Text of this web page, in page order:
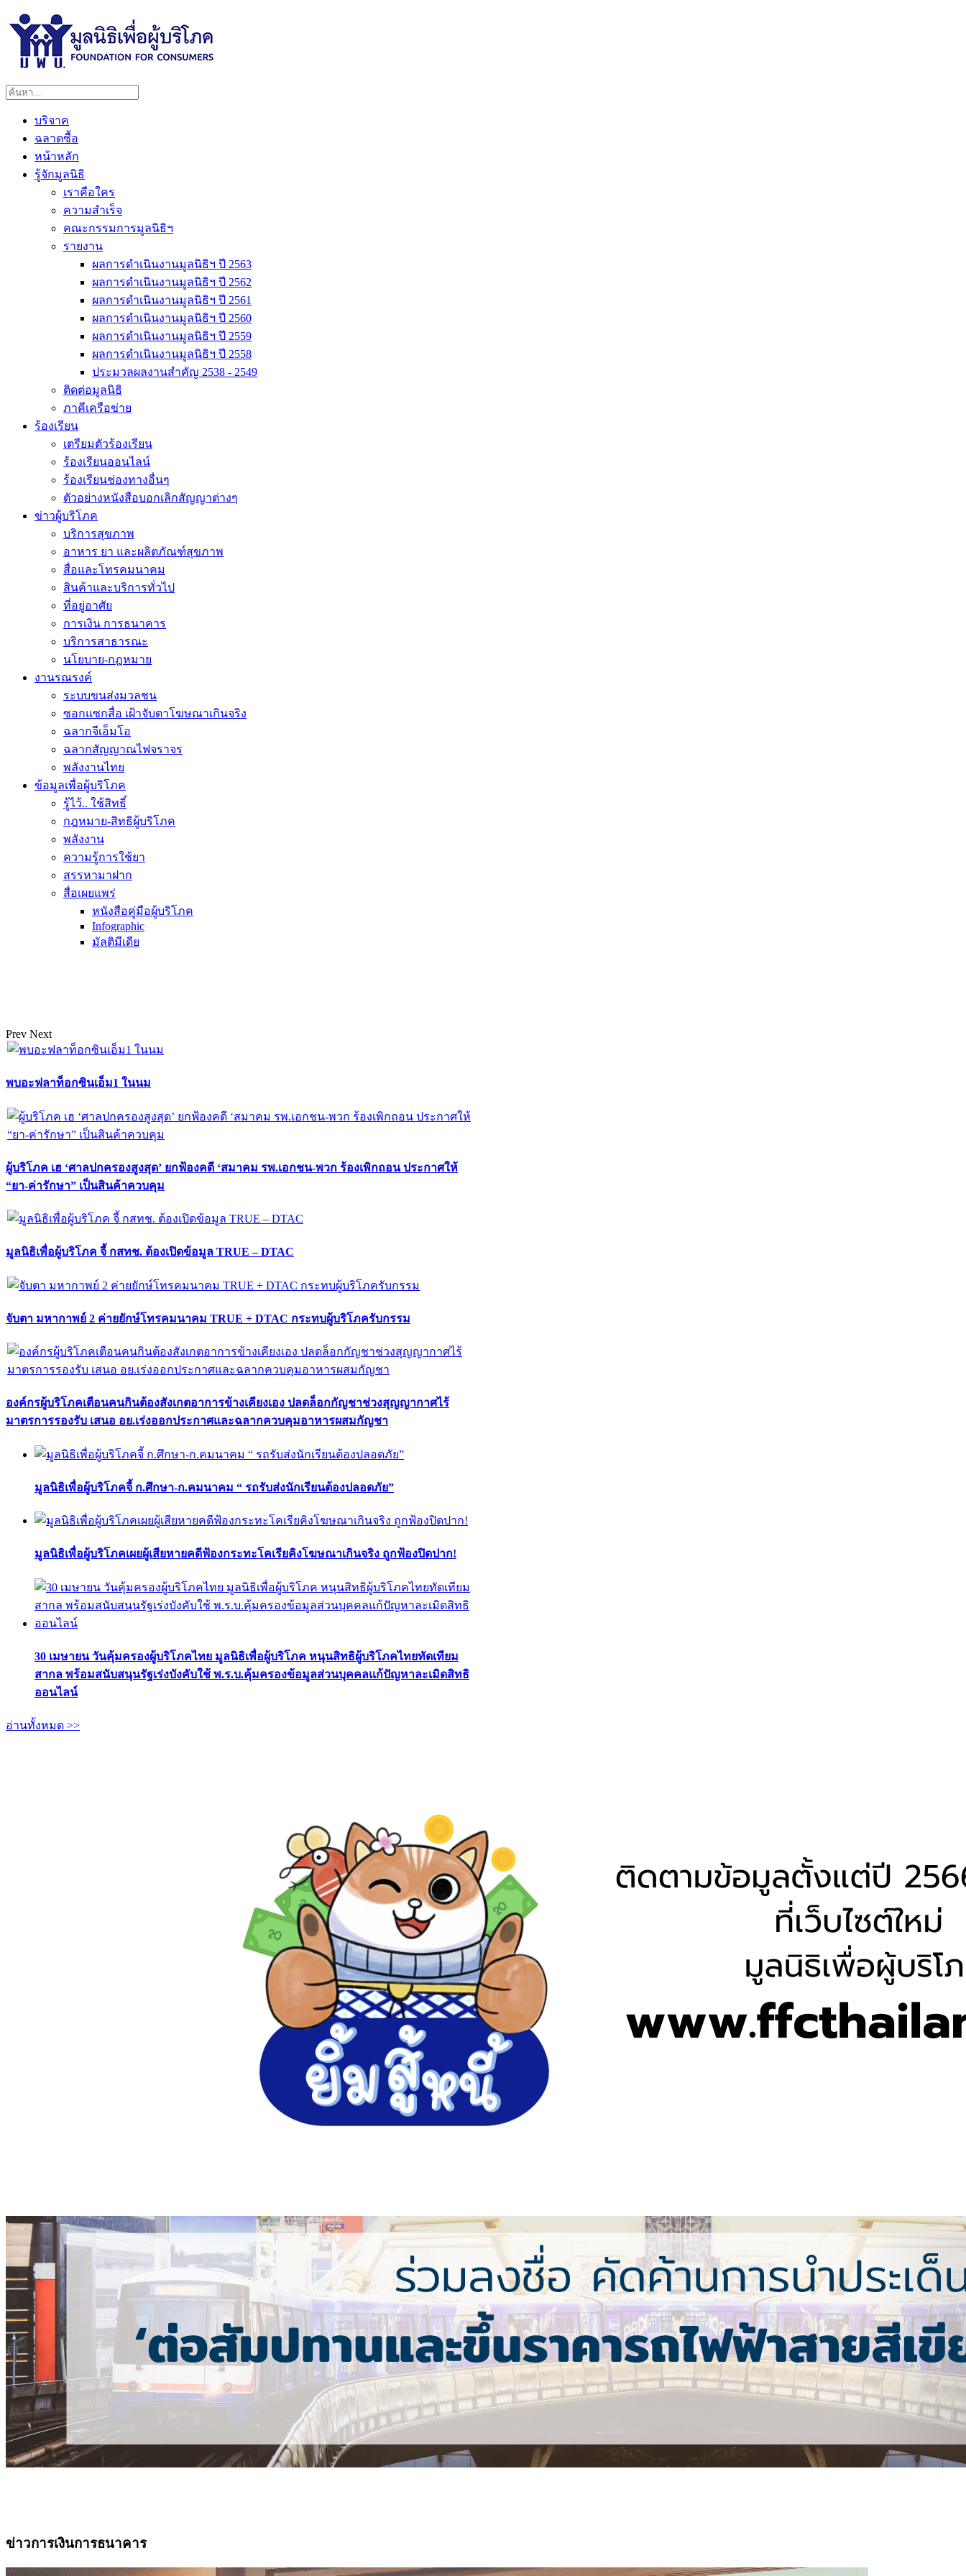
บริจาค
ฉลาดซื้อ
หน้าหลัก
รู้จักมูลนิธิ
เราคือใคร
ความสำเร็จ
คณะกรรมการมูลนิธิฯ
รายงาน
ผลการดำเนินงานมูลนิธิฯ ปี 2563
ผลการดำเนินงานมูลนิธิฯ ปี 2562
ผลการดำเนินงานมูลนิธิฯ ปี 2561
ผลการดำเนินงานมูลนิธิฯ ปี 2560
ผลการดำเนินงานมูลนิธิฯ ปี 2559
ผลการดำเนินงานมูลนิธิฯ ปี 2558
ประมวลผลงานสำคัญ 2538 - 2549
ติดต่อมูลนิธิ
ภาคีเครือข่าย
ร้องเรียน
เตรียมตัวร้องเรียน
ร้องเรียนออนไลน์
ร้องเรียนช่องทางอื่นๆ
ตัวอย่างหนังสือบอกเลิกสัญญาต่างๆ
ข่าวผู้บริโภค
บริการสุขภาพ
อาหาร ยา และผลิตภัณฑ์สุขภาพ
สื่อและโทรคมนาคม
สินค้าและบริการทั่วไป
ที่อยู่อาศัย
การเงิน การธนาคาร
บริการสาธารณะ
นโยบาย-กฎหมาย
งานรณรงค์
ระบบขนส่งมวลชน
ซอกแซกสื่อ เฝ้าจับตาโฆษณาเกินจริง
ฉลากจีเอ็มโอ
ฉลากสัญญาณไฟจราจร
พลังงานไทย
ข้อมูลเพื่อผู้บริโภค
รู้ไว้.. ใช้สิทธิ์
กฎหมาย-สิทธิผู้บริโภค
พลังงาน
ความรู้การใช้ยา
สรรหามาฝาก
สื่อเผยแพร่
หนังสือคู่มือผู้บริโภค
Infographic
มัลติมีเดีย
Prev Next
พบอะฟลาท็อกซินเอ็ม1 ในนม
ผู้บริโภค เฮ ‘ศาลปกครองสูงสุด’ ยกฟ้องคดี ‘สมาคม รพ.เอกชน-พวก ร้องเพิกถอน ประกาศให้
“ยา-ค่ารักษา” เป็นสินค้าควบคุม
มูลนิธิเพื่อผู้บริโภค จี้ กสทช. ต้องเปิดข้อมูล TRUE – DTAC
จับตา มหากาพย์ 2 ค่ายยักษ์โทรคมนาคม TRUE + DTAC กระทบผู้บริโภครับกรรม
องค์กรผู้บริโภคเตือนคนกินต้องสังเกตอาการข้างเคียงเอง ปลดล็อกกัญชาช่วงสุญญากาศไร้
มาตรการรองรับ เสนอ อย.เร่งออกประกาศและฉลากควบคุมอาหารผสมกัญชา
มูลนิธิเพื่อผู้บริโภคจี้ ก.ศึกษา-ก.คมนาคม “ รถรับส่งนักเรียนต้องปลอดภัย”
มูลนิธิเพื่อผู้บริโภคเผยผู้เสียหายคดีฟ้องกระทะโคเรียคิงโฆษณาเกินจริง ถูกฟ้องปิดปาก!
30 เมษายน วันคุ้มครองผู้บริโภคไทย มูลนิธิเพื่อผู้บริโภค หนุนสิทธิผู้บริโภคไทยทัดเทียม
สากล พร้อมสนับสนุนรัฐเร่งบังคับใช้ พ.ร.บ.คุ้มครองข้อมูลส่วนบุคคลแก้ปัญหาละเมิดสิทธิ
ออนไลน์
อ่านทั้งหมด >>
ข่าวการเงินการธนาคาร